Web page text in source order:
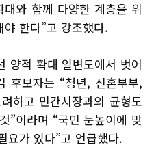
와 함께 다양한 계층을 위
한다”고 강조했다.
양적 확대 일변도에서 벗어
후보자는 “청년, 신혼부부,
하고 민간시장과의 균형도
”이라며 “국민 눈높이에 맞
요가 있다”고 언급했다.